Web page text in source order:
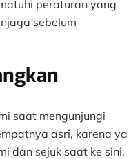
peraturan yang
sebelum
saat mengunjungi
asri, karena ya
dan sejuk saat ke sini.